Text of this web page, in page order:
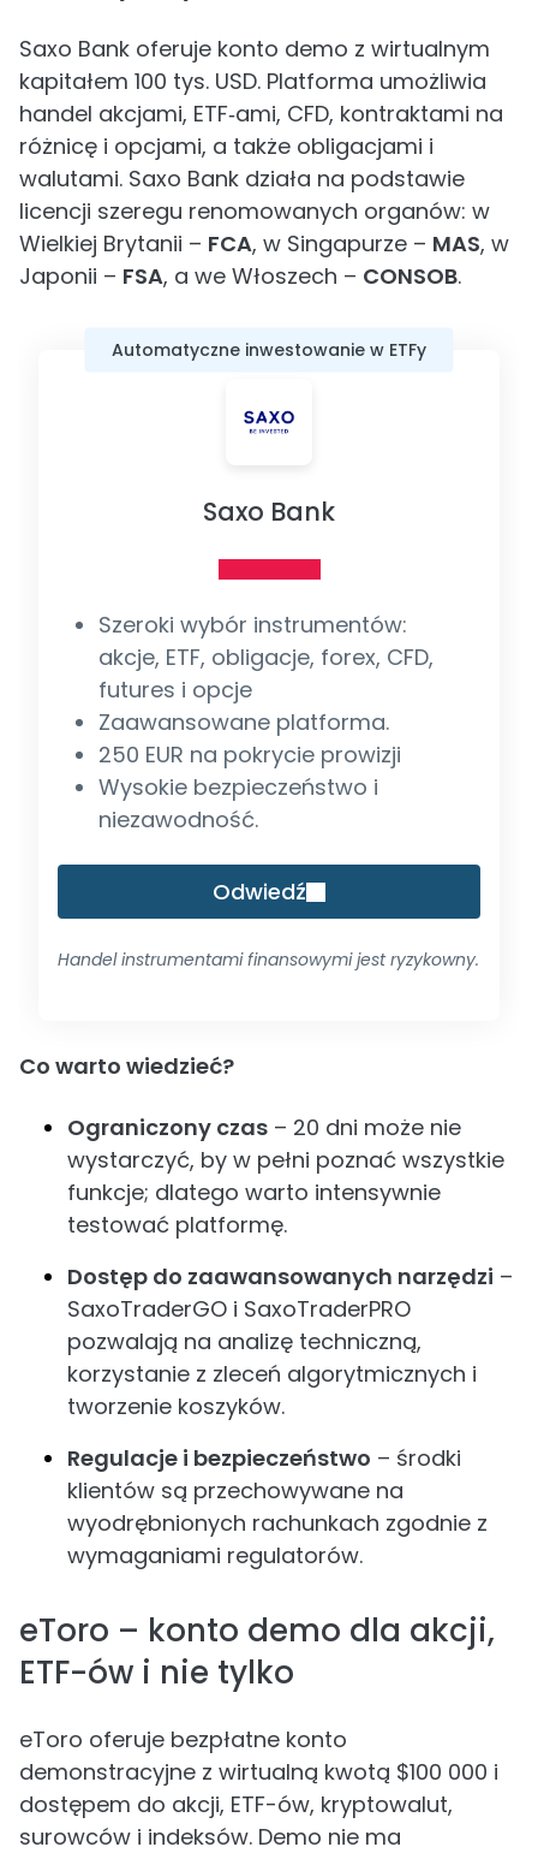
Saxo Bank oferuje konto demo z wirtualnym
kapitałem 100 tys. USD. Platforma umożliwia
handel akcjami, ETF‑ami, CFD, kontraktami na
różnicę i opcjami, a także obligacjami i
walutami. Saxo Bank działa na podstawie
licencji szeregu renomowanych organów: w
Wielkiej Brytanii – FCA, w Singapurze – MAS, w
Japonii – FSA, a we Włoszech – CONSOB.
Automatyczne inwestowanie w ETFy
Saxo Bank
Szeroki wybór instrumentów:
akcje, ETF, obligacje, forex, CFD,
futures i opcje
Zaawansowane platforma.
250 EUR na pokrycie prowizji
Wysokie bezpieczeństwo i
niezawodność.
Odwiedź
Handel instrumentami finansowymi jest ryzykowny.
Co warto wiedzieć?
Ograniczony czas – 20 dni może nie
wystarczyć, by w pełni poznać wszystkie
funkcje; dlatego warto intensywnie
testować platformę.
Dostęp do zaawansowanych narzędzi –
SaxoTraderGO i SaxoTraderPRO
pozwalają na analizę techniczną,
korzystanie z zleceń algorytmicznych i
tworzenie koszyków.
Regulacje i bezpieczeństwo – środki
klientów są przechowywane na
wyodrębnionych rachunkach zgodnie z
wymaganiami regulatorów.
eToro – konto demo dla akcji,
ETF-ów i nie tylko
eToro oferuje bezpłatne konto
demonstracyjne z wirtualną kwotą $100 000 i
dostępem do akcji, ETF-ów, kryptowalut,
surowców i indeksów. Demo nie ma